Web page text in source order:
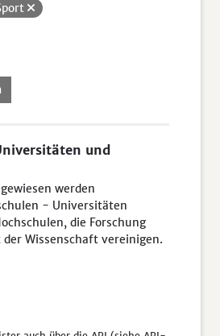
und
werden
- Universitäten
die Forschung
Wissenschaft vereinigen.